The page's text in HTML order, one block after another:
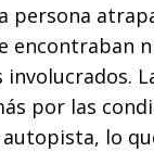
persona
encontraban
involucrados.
por las
lo